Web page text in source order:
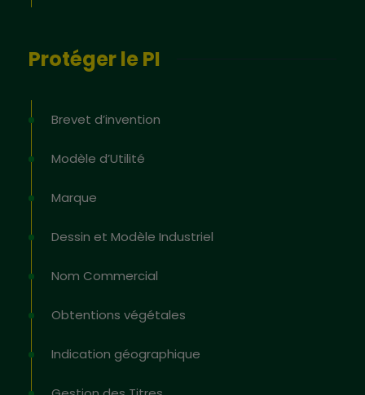
Protéger le PI
Brevet d’invention
Modèle d’Utilité
Marque
Dessin et Modèle Industriel
Nom Commercial
Obtentions végétales
Indication géographique